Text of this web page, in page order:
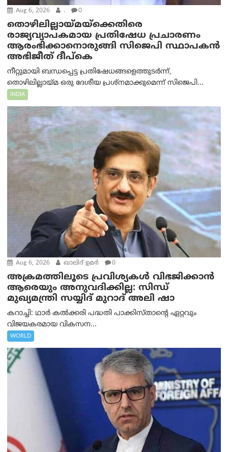
Aug 6, 2026 . 0
തൊഴിലില്ലായ്മയ്ക്കെതിരെ
രാജ്യവ്യാപകമായ പ്രതിഷേധ പ്രചാരണം
ആരംഭിക്കാനൊരുങ്ങി സിജെപി സ്ഥാപകന്‍
അഭിജീത് ദീപ്കെ
നീറ്റുമായി ബന്ധപ്പെട്ട പ്രതിഷേധങ്ങളെത്തുടർന്ന്,
തൊഴിലില്ലായ്മ ഒരു ദേശീയ പ്രശ്നമാക്കുമെന്ന് സിജെപി...
INDIA
Aug 6, 2026 ഖാലിദ് ഉമര്‍ 0
അക്രമത്തിലൂടെ പ്രവിശ്യകൾ വിഭജിക്കാൻ
ആരെയും അനുവദിക്കില്ല: സിന്ധ്
മുഖ്യമന്ത്രി സയ്യിദ് മുറാദ് അലി ഷാ
കറാച്ചി: ഥാർ കൽക്കരി പദ്ധതി പാക്കിസ്താന്റെ ഏറ്റവും
വിജയകരമായ വികസന...
WORLD